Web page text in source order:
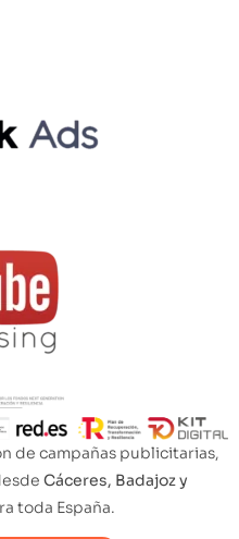
de campañas publicitarias,
Cáceres, Badajoz y
toda España.